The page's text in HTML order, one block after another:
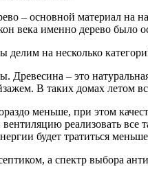
– основной материал на
века именно дерево было
на несколько
– это
В таких домах летом
меньше, при этом
реализовать все
будет тратиться
а спектр выбора